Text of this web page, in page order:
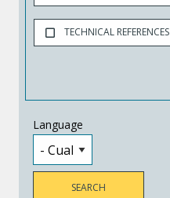
TECHNICAL REFERENCES
Language